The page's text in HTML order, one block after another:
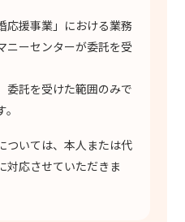
援事業」における業務
ニーセンターが委託を受
託を受けた範囲のみで
いては、本人または代
対応させていただきま